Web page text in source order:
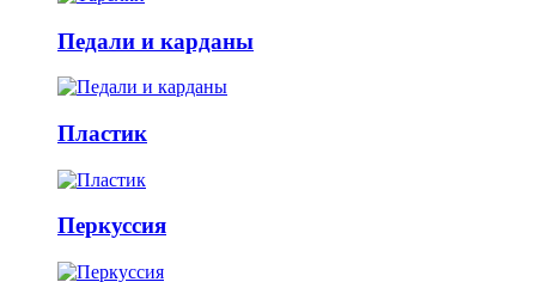
Педали и карданы
Пластик
Перкуссия